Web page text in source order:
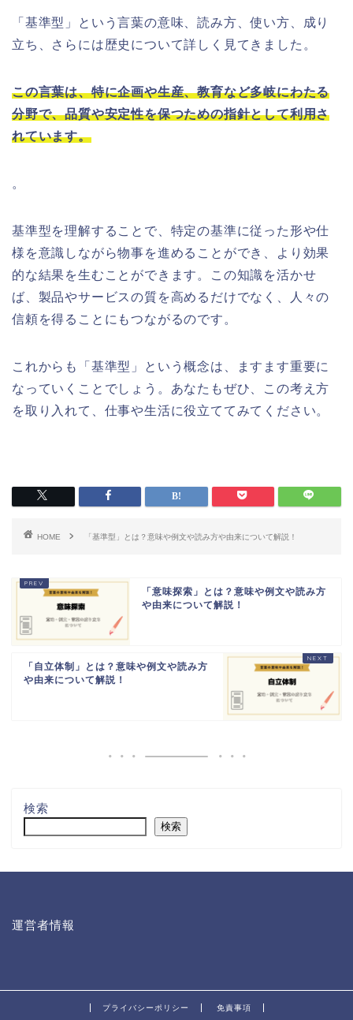
「基準型」という言葉の意味、読み方、使い方、成り
立ち、さらには歴史について詳しく見てきました。
この言葉は、特に企画や生産、教育など多岐にわたる
分野で、品質や安定性を保つための指針として利用さ
れています。
。
基準型を理解することで、特定の基準に従った形や仕
様を意識しながら物事を進めることができ、より効果
的な結果を生むことができます。この知識を活かせ
ば、製品やサービスの質を高めるだけでなく、人々の
信頼を得ることにもつながるのです。
これからも「基準型」という概念は、ますます重要に
なっていくことでしょう。あなたもぜひ、この考え方
を取り入れて、仕事や生活に役立ててみてください。
HOME 「基準型」とは？意味や例文や読み方や由来について解説！
「意味探索」とは？意味や例文や読み方
や由来について解説！
「自立体制」とは？意味や例文や読み方
や由来について解説！
検索
検索
運営者情報
プライバシーポリシー 免責事項